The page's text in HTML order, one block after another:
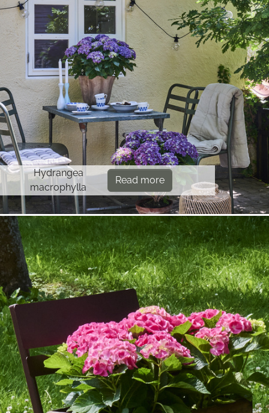
Hydrangea
macrophylla
Read more